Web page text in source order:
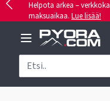
Helpota arkea –
maksuaikaa. Lue lisää!